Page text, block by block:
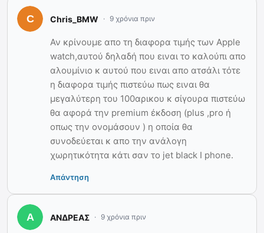
Chris_BMW 9 χρόνια πριν
Αν κρίνουμε απο τη διαφορα τιμής των Apple
watch,αυτού δηλαδή που ειναι το καλούπι απο
αλουμίνιο κ αυτού που ειναι απο ατσάλι τότε
η διαφορα τιμής πιστεύω πως ειναι θα
μεγαλύτερη του 100αρικου κ σίγουρα πιστεύω
θα αφορά την premium έκδοση (plus ,pro ή
οπως την ονομάσουν ) η οποία θα
συνοδεύεται κ απο την ανάλογη
χωρητικότητα κάτι σαν το jet black I phone.
Απάντηση
ΑΝΔΡΕΑΣ 9 χρόνια πριν